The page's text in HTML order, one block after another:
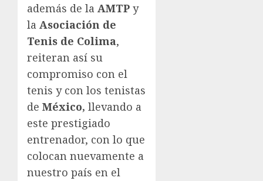
además de la AMTP y
la Asociación de
Tenis de Colima,
reiteran así su
compromiso con el
tenis y con los tenistas
de México, llevando a
este prestigiado
entrenador, con lo que
colocan nuevamente a
nuestro país en el